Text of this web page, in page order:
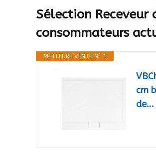
Sélection Receveur
consommateurs
MEILLEURE VENTE N° 1
cm
de...